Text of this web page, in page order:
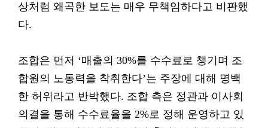
상처럼 왜곡한 보도는 매우 무책임하다고 비판했
다.
조합은 먼저 ‘매출의 30%를 수수료로 챙기며 조
합원의 노동력을 착취한다’는 주장에 대해 명백
한 허위라고 반박했다. 조합 측은 정관과 이사회
의결을 통해 수수료율을 2%로 정해 운영하고 있